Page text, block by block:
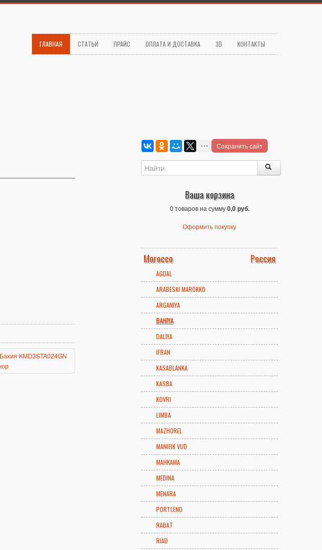
ГЛАВНАЯ СТАТЬИ ПРАЙС ОПЛАТА И ДОСТАВКА 3D КОНТАКТЫ
Сохранить сайт
Ваша корзина
0 товаров на сумму0,0 руб.
Оформить покупку
Morocco Россия
AGDAL
ARABESKI MAROKKO
ARGANIYA
BAHIYA
DALIYA
IFRAN
KASABLANKA
KASBA
KOVRI
LIMBA
MAZHOREL
MANIFIK VUD
MAHKAMA
MEDINA
MENARA
PORTLEND
RABAT
RIAD